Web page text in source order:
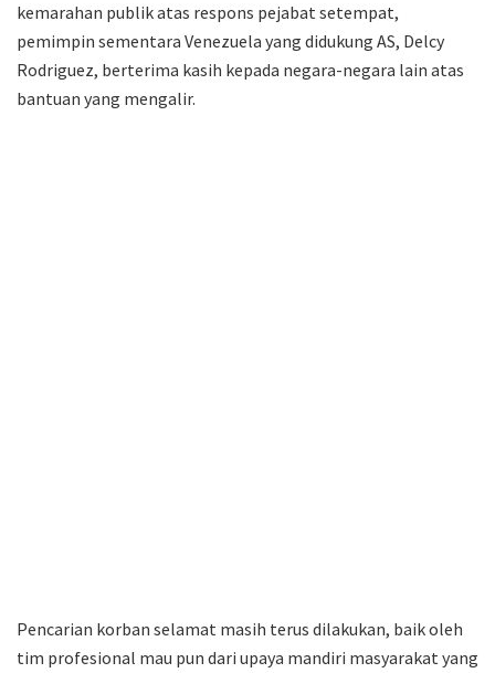
kemarahan publik atas respons pejabat setempat,
pemimpin sementara Venezuela yang didukung AS, Delcy
Rodriguez, berterima kasih kepada negara-negara lain atas
bantuan yang mengalir.
Pencarian korban selamat masih terus dilakukan, baik oleh
tim profesional mau pun dari upaya mandiri masyarakat yang